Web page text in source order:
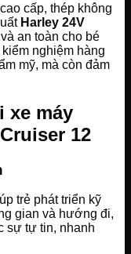
cấp, thép không
Harley 24V
an toàn cho bé
nghiệm hàng
mỹ, mà còn đảm
xe máy
12
trẻ phát triển kỹ
gian và hướng đi,
sự tự tin, nhanh